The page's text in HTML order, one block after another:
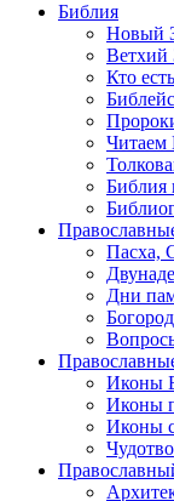
Библия
Новый
Ветхий
Кто
Читаем
Библия
Пасха,
Дни
Иконы
Иконы
Иконы